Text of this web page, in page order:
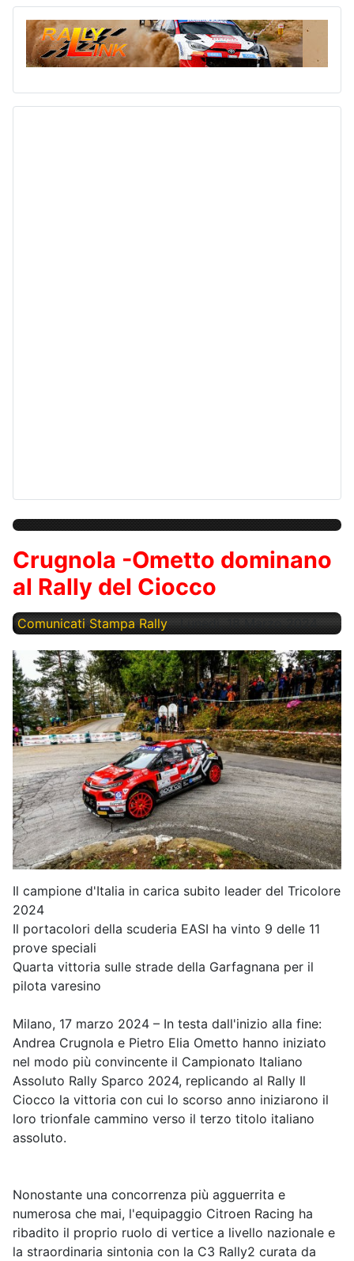
Crugnola -Ometto dominano
al Rally del Ciocco
Comunicati Stampa Rally Lunedì, 18 Marzo 2024
Il campione d'Italia in carica subito leader del Tricolore
2024
Il portacolori della scuderia EASI ha vinto 9 delle 11
prove speciali
Quarta vittoria sulle strade della Garfagnana per il
pilota varesino
Milano, 17 marzo 2024 – In testa dall'inizio alla fine:
Andrea Crugnola e Pietro Elia Ometto hanno iniziato
nel modo più convincente il Campionato Italiano
Assoluto Rally Sparco 2024, replicando al Rally Il
Ciocco la vittoria con cui lo scorso anno iniziarono il
loro trionfale cammino verso il terzo titolo italiano
assoluto.
Nonostante una concorrenza più agguerrita e
numerosa che mai, l'equipaggio Citroen Racing ha
ribadito il proprio ruolo di vertice a livello nazionale e
la straordinaria sintonia con la C3 Rally2 curata da